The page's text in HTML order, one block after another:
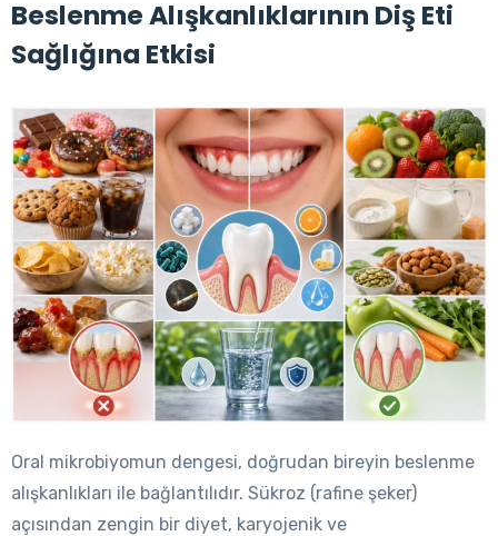
Beslenme Alışkanlıklarının Diş Eti
Sağlığına Etkisi
Oral mikrobiyomun dengesi, doğrudan bireyin beslenme
alışkanlıkları ile bağlantılıdır. Sükroz (rafine şeker)
açısından zengin bir diyet, karyojenik ve